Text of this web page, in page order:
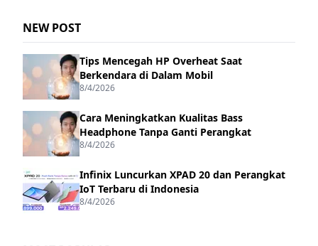
NEW POST
Tips Mencegah HP Overheat Saat
Berkendara di Dalam Mobil
8/4/2026
Cara Meningkatkan Kualitas Bass
Headphone Tanpa Ganti Perangkat
8/4/2026
Infinix Luncurkan XPAD 20 dan Perangkat
IoT Terbaru di Indonesia
8/4/2026